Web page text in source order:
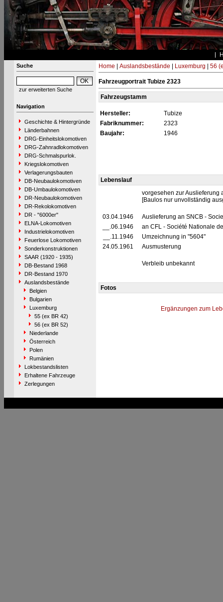
Suche
zur erweiterten Suche
Navigation
Geschichte & Hintergründe
Länderbahnen
DRG-Einheitslokomotiven
DRG-Zahnradlokomotiven
DRG-Schmalspurlok.
Kriegslokomotiven
Verlagerungsbauten
DB-Neubaulokomotiven
DB-Umbaulokomotiven
DR-Neubaulokomotiven
DR-Rekolokomotiven
DR - "6000er"
ELNA-Lokomotiven
Industrielokomotiven
Feuerlose Lokomotiven
Sonderkonstruktionen
SAAR (1920 - 1935)
DB-Bestand 1968
DR-Bestand 1970
Auslandsbestände
Belgien
Bulgarien
Luxemburg
55 (ex BR 42)
56 (ex BR 52)
Niederlande
Österreich
Polen
Rumänien
Lokbestandslisten
Erhaltene Fahrzeuge
Zerlegungen
Home Auslandsbestände Luxemburg 56
Fahrzeugportrait Tubize 2323
Fahrzeugstamm
Hersteller:
Tubize
Fabriknummer:
2323
Baujahr:
1946
Lebenslauf
vorgesehen zur Auslieferung
[Baulos nur unvollständig
03.04.1946
Auslieferung an SNCB -
__.06.1946
an CFL - Société Nationale
__.11.1946
Umzeichnung in "5604"
24.05.1961
Ausmusterung
Verbleib unbekannt
Fotos
Ergänzungen zum